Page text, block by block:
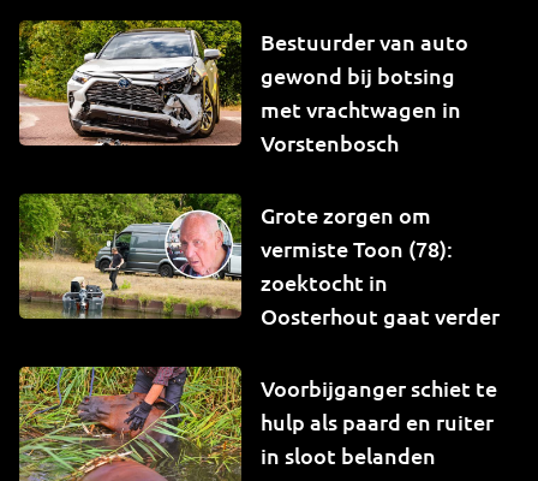
Bestuurder van auto
gewond bij botsing
met vrachtwagen in
Vorstenbosch
Grote zorgen om
vermiste Toon (78):
zoektocht in
Oosterhout gaat verder
Voorbijganger schiet te
hulp als paard en ruiter
in sloot belanden